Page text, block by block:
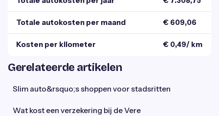
Totale autokosten per maand € 609,06
Kosten per kilometer € 0,49/ km
Gerelateerde artikelen
Slim auto&rsquo;s shoppen voor stadsritten
Wat kost een verzekering bij de Vere